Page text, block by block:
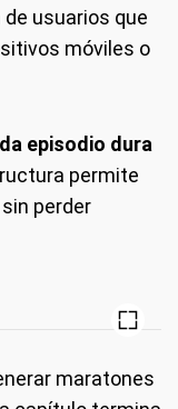
usuarios que
móviles o
episodio dura
permite
perder
maratones